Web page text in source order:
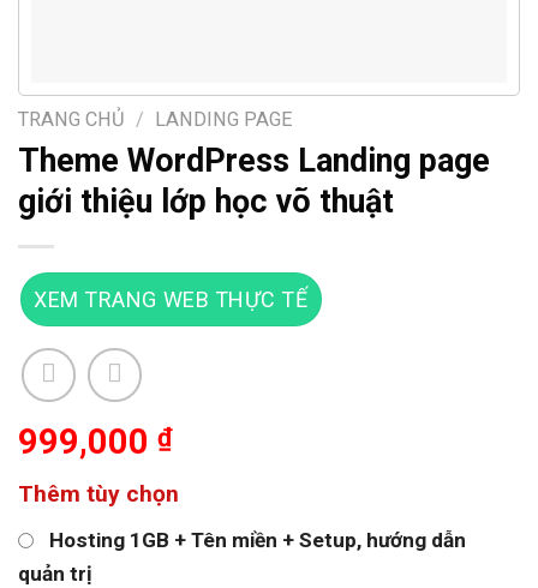
TRANG CHỦ / LANDING PAGE
Theme WordPress Landing page
giới thiệu lớp học võ thuật
XEM TRANG WEB THỰC TẾ
999,000 ₫
Thêm tùy chọn
Hosting 1GB + Tên miền + Setup, hướng dẫn
quản trị